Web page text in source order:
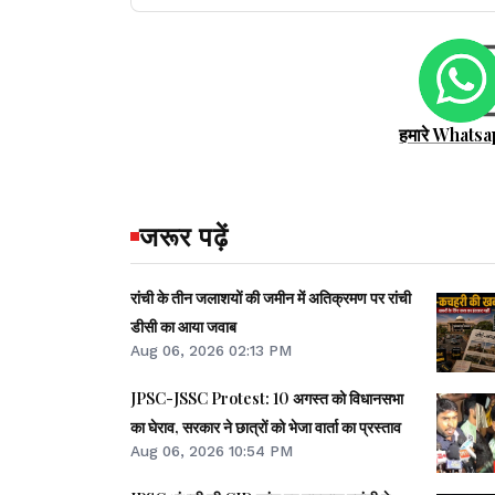
हमारे
जरूर पढ़ें
रांची के तीन जलाशयों की जमीन में अतिक्रमण पर रांची
डीसी का आया जवाब
Aug 06, 2026 02:13 PM
JPSC-JSSC Protest: 10 अगस्त को विधानसभा
का घेराव, सरकार ने छात्रों को भेजा वार्ता का प्रस्ताव
Aug 06, 2026 10:54 PM